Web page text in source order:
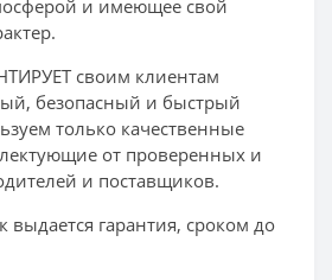
и имеющее свой
своим клиентам
безопасный и быстрый
только качественные
от проверенных и
и поставщиков.
гарантия, сроком до